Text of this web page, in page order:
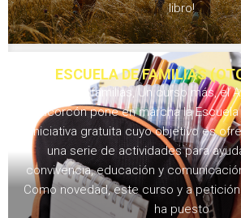
libro!
ESCUELA DE FAMILIAS
Queridas familias, Un curso más, el
Alcorcón pone en marcha la
iniciativa gratuita cuyo objetivo es
una serie de actividades para
convivencia, educación y
Como novedad, este curso y a
ha puesto